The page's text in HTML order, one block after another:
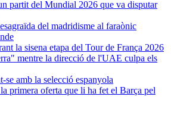
del madridisme al faraònic
mentre la direcció de l'UAE culpa els
primera oferta que li ha fet el Barça pel